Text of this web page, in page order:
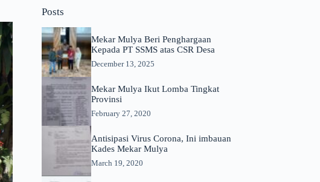
Posts
Mekar Mulya Beri Penghargaan
Kepada PT SSMS atas CSR Desa
December 13, 2025
Mekar Mulya Ikut Lomba Tingkat
Provinsi
February 27, 2020
Antisipasi Virus Corona, Ini imbauan
Kades Mekar Mulya
March 19, 2020